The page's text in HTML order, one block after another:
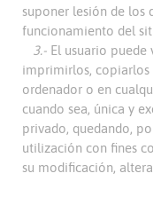
suponer lesión de los
funcionamiento del
3.- El usuario puede
imprimirlos, copiarlos
ordenador o en
cuando sea, única y
privado, quedando,
utilización con fines
su modificación,